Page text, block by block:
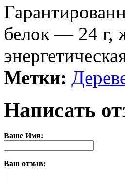
белок — 24 г,
Метки:
Написать
Ваше Имя:
Ваш отзыв: